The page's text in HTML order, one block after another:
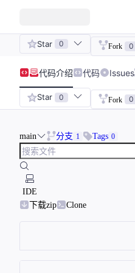
Star 0 Fork 0
代码介绍 代码 Issues
Star 0 Fork 0
main 分支 1 Tags 0
IDE
下载zip
Clone